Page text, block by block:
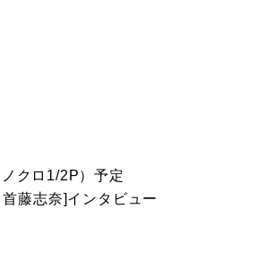
クロ1/2P）予定
藤志奈]インタビュー